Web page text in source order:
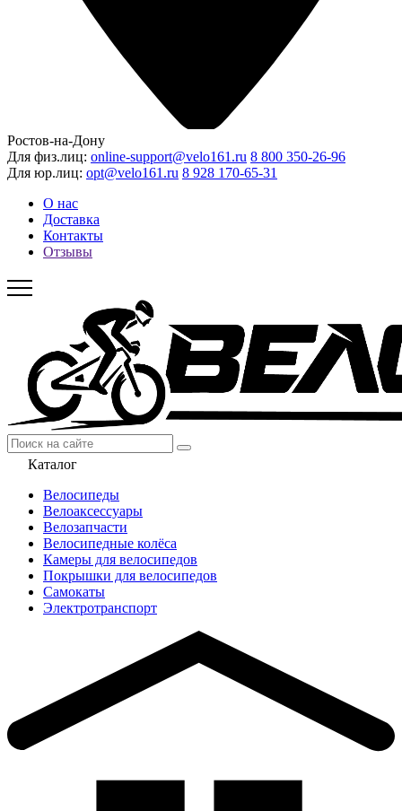
Ростов-на-Дону
Для физ.лиц: online-support@velo161.ru 8 800 350-26-96
Для юр.лиц: opt@velo161.ru 8 928 170-65-31
О нас
Доставка
Контакты
Отзывы
Каталог
Велосипеды
Велоаксессуары
Велозапчасти
Велосипедные колёса
Камеры для велосипедов
Покрышки для велосипедов
Самокаты
Электротранспорт